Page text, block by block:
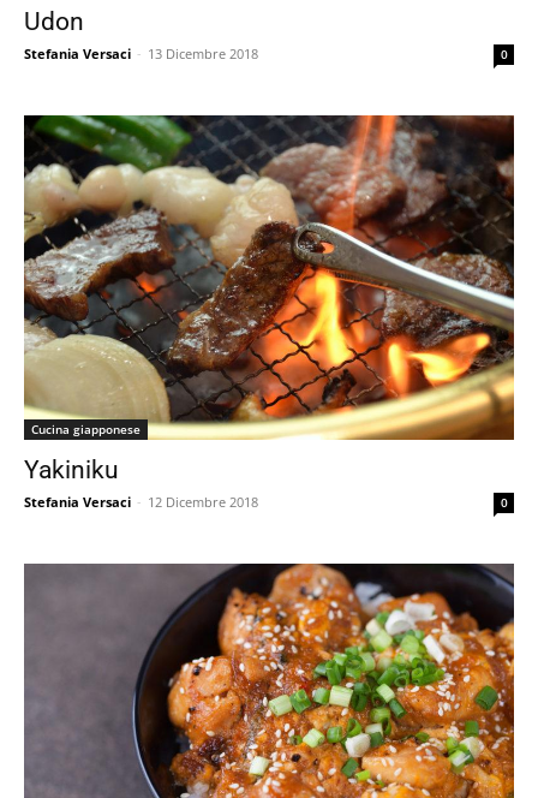
Udon
Stefania Versaci - 13 Dicembre 2018 0
Cucina giapponese
Yakiniku
Stefania Versaci - 12 Dicembre 2018 0